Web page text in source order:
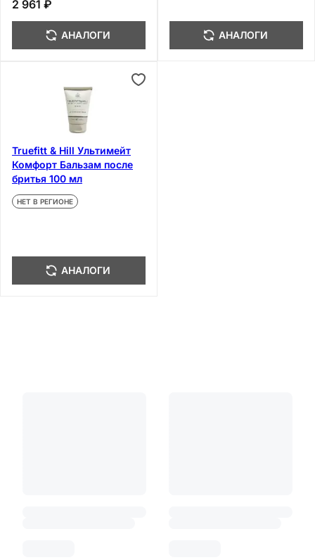
2 961 ₽
АНАЛОГИ АНАЛОГИ
Truefitt & Hill Ультимейт
Комфорт Бальзам после
бритья 100 мл
НЕТ В РЕГИОНЕ
АНАЛОГИ